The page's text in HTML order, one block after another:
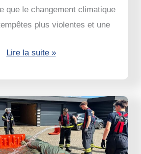
que le changement climatique
plus violentes et une
Lire la suite »
La
formation
aux
inondations